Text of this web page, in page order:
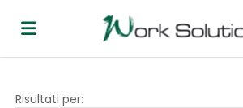
Risultati per: